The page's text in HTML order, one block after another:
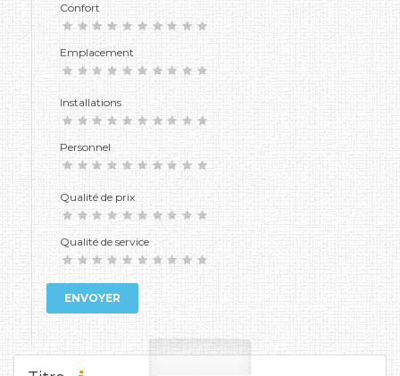
Confort
Emplacement
Installations
Personnel
Qualité de prix
Qualité de service
ENVOYER